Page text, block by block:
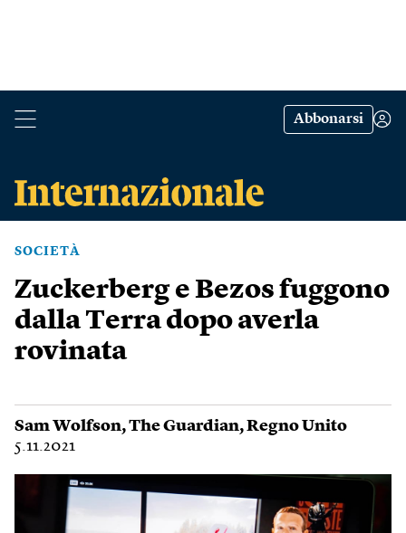
Abbonarsi
SOCIETÀ
Zuckerberg e Bezos fuggono
dalla Terra dopo averla
rovinata
Sam Wolfson,The Guardian,Regno Unito
5.11.2021